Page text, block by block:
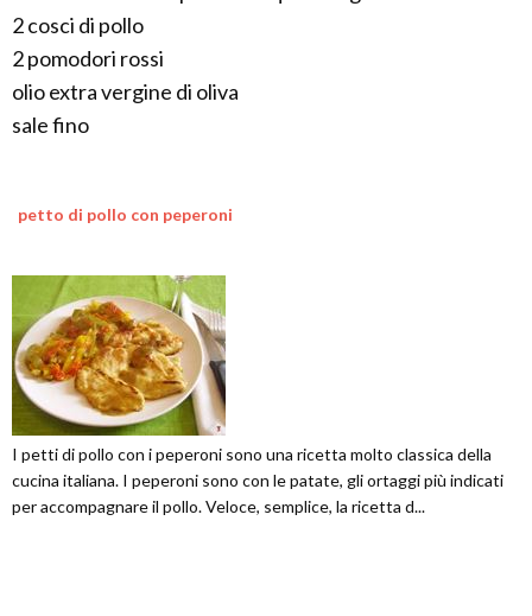
2 cosci di pollo
2 pomodori rossi
olio extra vergine di oliva
sale fino
petto di pollo con peperoni
I petti di pollo con i peperoni sono una ricetta molto classica della
cucina italiana. I peperoni sono con le patate, gli ortaggi più indicati
per accompagnare il pollo. Veloce, semplice, la ricetta d...